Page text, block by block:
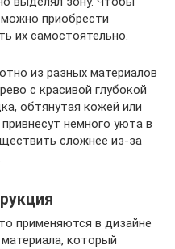
приобрести
их самостоятельно.
из разных материалов
с красивой глубокой
обтянутая кожей или
немного уюта в
сложнее из-за
применяются в дизайне
который